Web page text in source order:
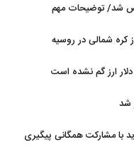
شد/ توضیحات مهم
شد
با مشارکت همگانی پیگیری